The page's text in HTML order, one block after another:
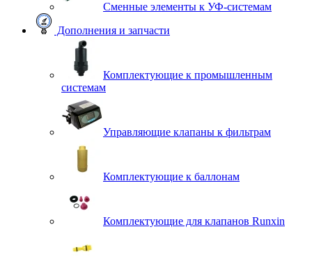
Сменные элементы к УФ-системам
Дополнения и запчасти
Комплектующие к промышленным
системам
Управляющие клапаны к фильтрам
Комплектующие к баллонам
Комплектующие для клапанов Runxin